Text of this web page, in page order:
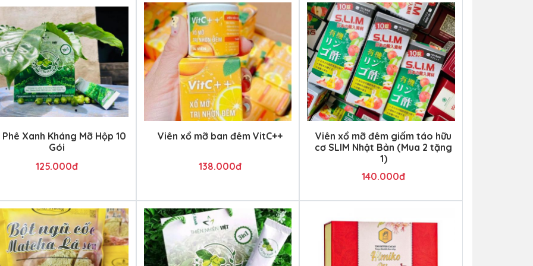
Phê Xanh Kháng Mỡ Hộp 10
Gói
125.000đ
Viên xổ mỡ ban đêm VitC++
138.000đ
Viên xổ mỡ đêm giấm táo hữu
cơ SLIM Nhật Bản (Mua 2 tặng
1)
140.000đ